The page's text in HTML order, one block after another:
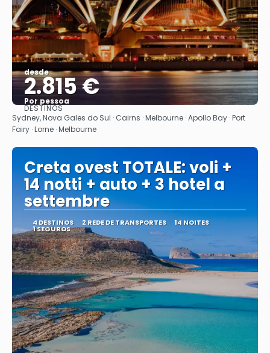
desde
2.815 €
Por pessoa
Vejo
DESTINOS
Sydney, Nova Gales do Sul · Cairns · Melbourne · Apollo Bay · Port
Fairy · Lorne · Melbourne
Creta ovest TOTALE: voli +
14 notti + auto + 3 hotel a
settembre
4 DESTINOS 2 REDE DE TRANSPORTES 14 NOITES
1 SEGUROS